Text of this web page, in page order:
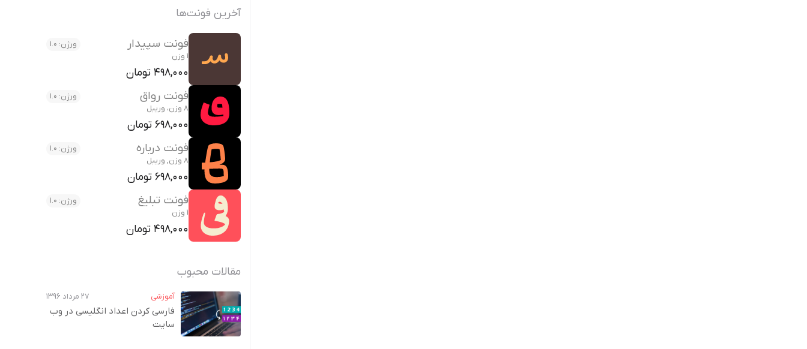
آخرین فونت‌ها
فونت سپیدار
ورژن: 1.0
1 وزن
498,000 تومان
فونت رواق
ورژن: 1.0
8 وزن، وریبل
698,000 تومان
فونت درباره
ورژن: 1.0
8 وزن, وریبل
698,000 تومان
فونت تبلیغ
ورژن: 1.0
1 وزن
498,000 تومان
مقالات محبوب
آموزشی ۲۷ مرداد ۱۳۹۶
فارسی کردن اعداد انگلیسی در وب‌
سایت